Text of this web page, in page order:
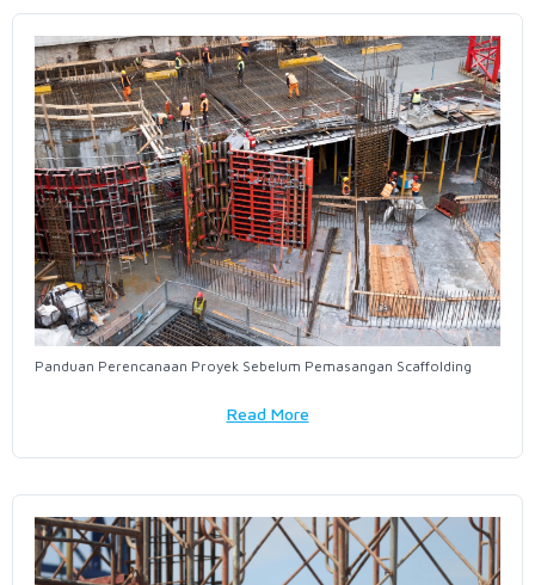
Panduan Perencanaan Proyek Sebelum Pemasangan Scaffolding
Read More